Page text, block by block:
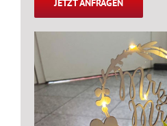
JETZT ANFRAGEN